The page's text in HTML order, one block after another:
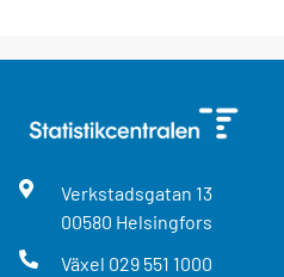
Verkstadsgatan 13
00580 Helsingfors
Växel 029 551 1000